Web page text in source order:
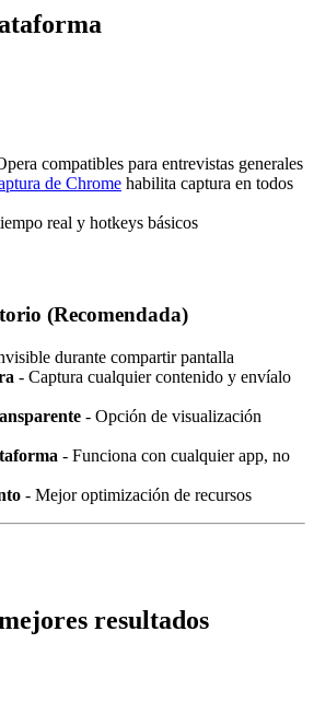
compatibles para entrevistas generales
de Chrome habilita captura en todos
real y hotkeys básicos
(Recomendada)
durante compartir pantalla
- Captura cualquier contenido y envíalo
- Opción de visualización
- Funciona con cualquier app, no
- Mejor optimización de recursos
resultados